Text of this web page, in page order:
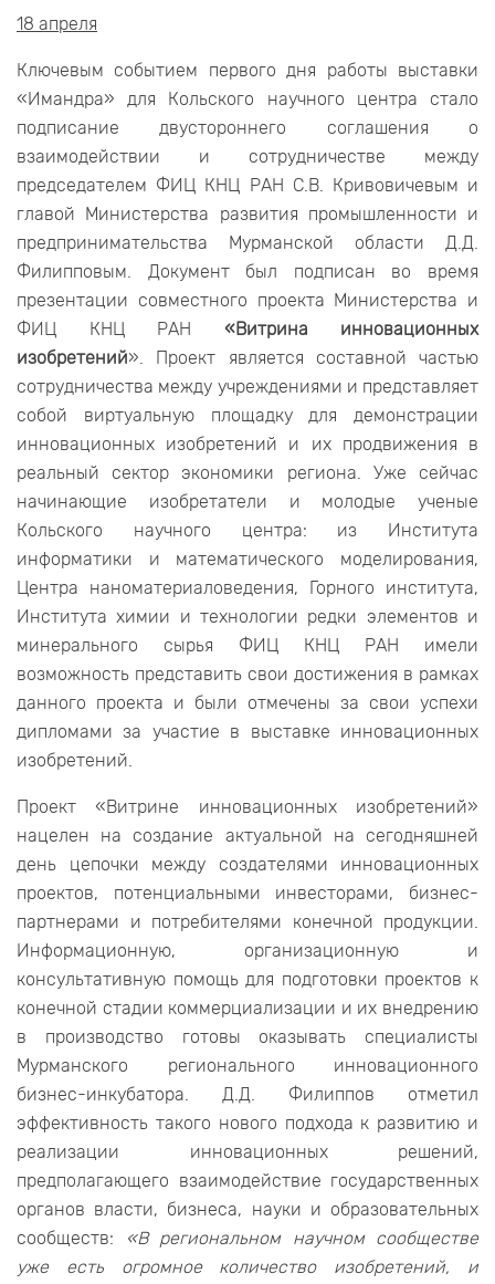
18 апреля
Ключевым событием первого дня работы выставки
«Имандра» для Кольского научного центра стало
подписание двустороннего соглашения о
взаимодействии и сотрудничестве между
председателем ФИЦ КНЦ РАН С.В. Кривовичевым и
главой Министерства развития промышленности и
предпринимательства Мурманской области Д.Д.
Филипповым. Документ был подписан во время
презентации совместного проекта Министерства и
ФИЦ КНЦ РАН «Витрина инновационных
изобретений». Проект является составной частью
сотрудничества между учреждениями и представляет
собой виртуальную площадку для демонстрации
инновационных изобретений и их продвижения в
реальный сектор экономики региона. Уже сейчас
начинающие изобретатели и молодые ученые
Кольского научного центра: из Института
информатики и математического моделирования,
Центра наноматериаловедения, Горного института,
Института химии и технологии редки элементов и
минерального сырья ФИЦ КНЦ РАН имели
возможность представить свои достижения в рамках
данного проекта и были отмечены за свои успехи
дипломами за участие в выставке инновационных
изобретений.
Проект «Витрине инновационных изобретений»
нацелен на создание актуальной на сегодняшней
день цепочки между создателями инновационных
проектов, потенциальными инвесторами, бизнес-
партнерами и потребителями конечной продукции.
Информационную, организационную и
консультативную помощь для подготовки проектов к
конечной стадии коммерциализации и их внедрению
в производство готовы оказывать специалисты
Мурманского регионального инновационного
бизнес-инкубатора. Д.Д. Филиппов отметил
эффективность такого нового подхода к развитию и
реализации инновационных решений,
предполагающего взаимодействие государственных
органов власти, бизнеса, науки и образовательных
сообществ:
«В региональном научном сообществе
уже есть огромное количество изобретений, и